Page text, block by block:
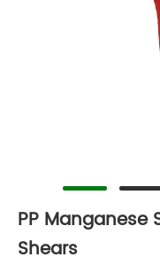
PP Manganese
Shears